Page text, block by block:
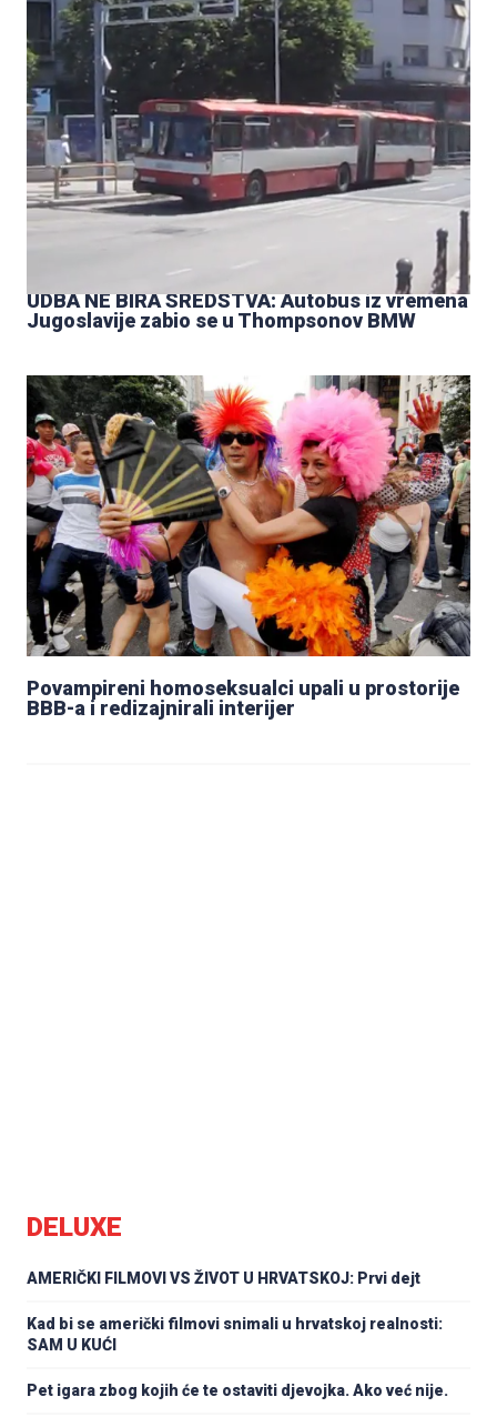
UDBA NE BIRA SREDSTVA: Autobus iz vremena
Jugoslavije zabio se u Thompsonov BMW
Povampireni homoseksualci upali u prostorije
BBB-a i redizajnirali interijer
DELUXE
AMERIČKI FILMOVI VS ŽIVOT U HRVATSKOJ: Prvi dejt
Kad bi se američki filmovi snimali u hrvatskoj realnosti:
SAM U KUĆI
Pet igara zbog kojih će te ostaviti djevojka. Ako već nije.